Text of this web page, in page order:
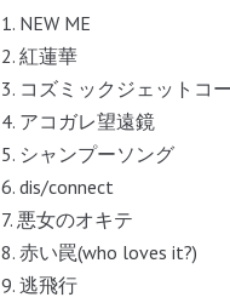
1. NEW ME
2. 紅蓮華
3. コズミックジェットコ
4. アコガレ望遠鏡
5. シャンプーソング
6. dis/connect
7. 悪女のオキテ
8. 赤い罠(who loves it?)
9. 逃飛行